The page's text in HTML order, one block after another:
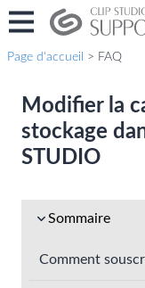
Page d'accueil > FAQ
Modifier la
stockage
STUDIO
Sommaire
Comment